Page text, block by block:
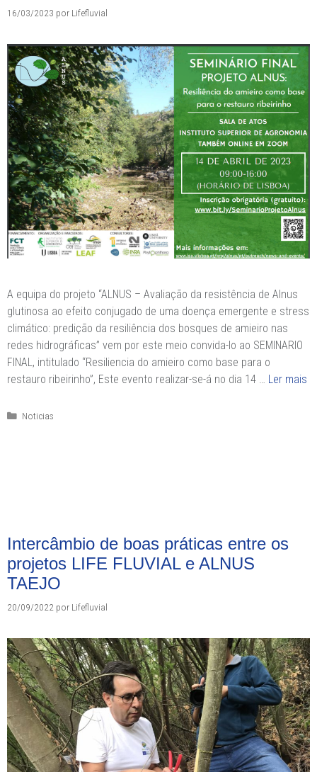
16/03/2023 por Lifefluvial
A equipa do projeto “ALNUS – Avaliação da resistência de Alnus
glutinosa ao efeito conjugado de uma doença emergente e stress
climático: predição da resiliência dos bosques de amieiro nas
redes hidrográficas” vem por este meio convida-lo ao SEMINARIO
FINAL, intitulado “Resiliencia do amieiro como base para o
restauro ribeirinho”, Este evento realizar-se-á no dia 14 … Ler mais
Categorias
Noticias
Intercâmbio de boas práticas entre os
projetos LIFE FLUVIAL e ALNUS
TAEJO
20/09/2022 por Lifefluvial